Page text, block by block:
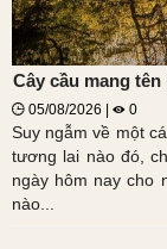
Cây cầu mang tên
05/08/2026 | 0
Suy ngẫm về một
tương lai nào đó,
ngày hôm nay cho
nào...